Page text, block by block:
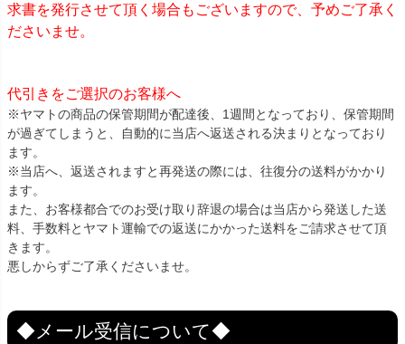
求書を発行させて頂く場合もございますので、予めご了承く
ださいませ。
代引きをご選択のお客様へ
※ヤマトの商品の保管期間が配達後、1週間となっており、保管期間
が過ぎてしまうと、自動的に当店へ返送される決まりとなっており
ます。
※当店へ、返送されますと再発送の際には、往復分の送料がかかり
ます。
また、お客様都合でのお受け取り辞退の場合は当店から発送した送
料、手数料とヤマト運輸での返送にかかった送料をご請求させて頂
きます。
悪しからずご了承くださいませ。
◆メール受信について◆